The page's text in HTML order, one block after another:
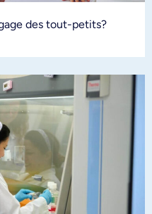
des tout-petits?